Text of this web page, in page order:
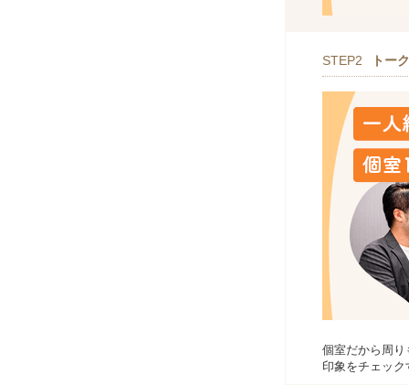
STEP2 トー
個室だから周
印象をチェッ